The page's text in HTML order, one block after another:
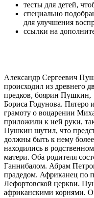
тесты для детей,
специально
для улучшения
ссылки на
Александр Сергеевич
происходил из древнего
предков, боярин Пушкин,
Бориса Годунова.
грамоту о воцарении
приложили к ней руки,
Пушкин шутил, что
должны быть к нему
находились в
матери. Оба родителя
Ганнибалом. Абрам
прадедом. Африканец по
Лефортовской церкви.
африканскими корнями.